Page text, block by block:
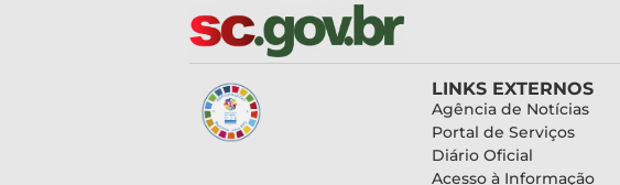
LINKS EXTERNOS
Agência de Notícias
Portal de Serviços
Diário Oficial
Acesso à Informação